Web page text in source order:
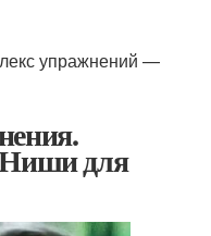
упражнений —
Ниши для